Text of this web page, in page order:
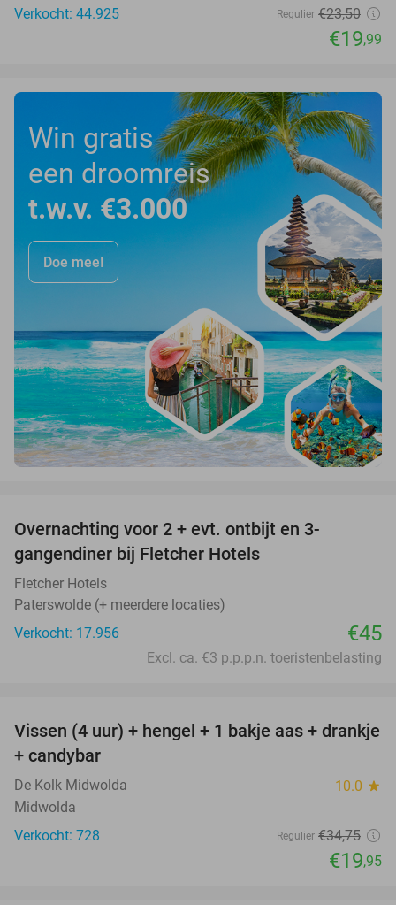
Verkocht: 44.925
Regulier €23,50
€19,99
Win gratis
een droomreis
t.w.v. €3.000
Doe mee!
Overnachting voor 2 + evt. ontbijt en 3-
gangendiner bij Fletcher Hotels
Fletcher Hotels
Paterswolde (+ meerdere locaties)
Verkocht: 17.956
€45
Excl. ca. €3 p.p.p.n. toeristenbelasting
43%
Vissen (4 uur) + hengel + 1 bakje aas + drankje
+ candybar
De Kolk Midwolda 10.0 star
Midwolda
Verkocht: 728
Regulier €34,75
€19,95